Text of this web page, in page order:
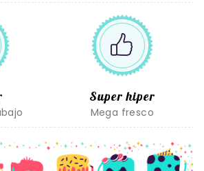
Super hiper
Mega fresco